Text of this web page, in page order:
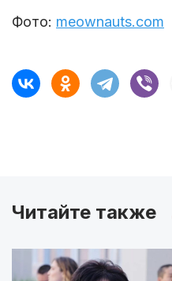
Фото: meownauts.com
Читайте также